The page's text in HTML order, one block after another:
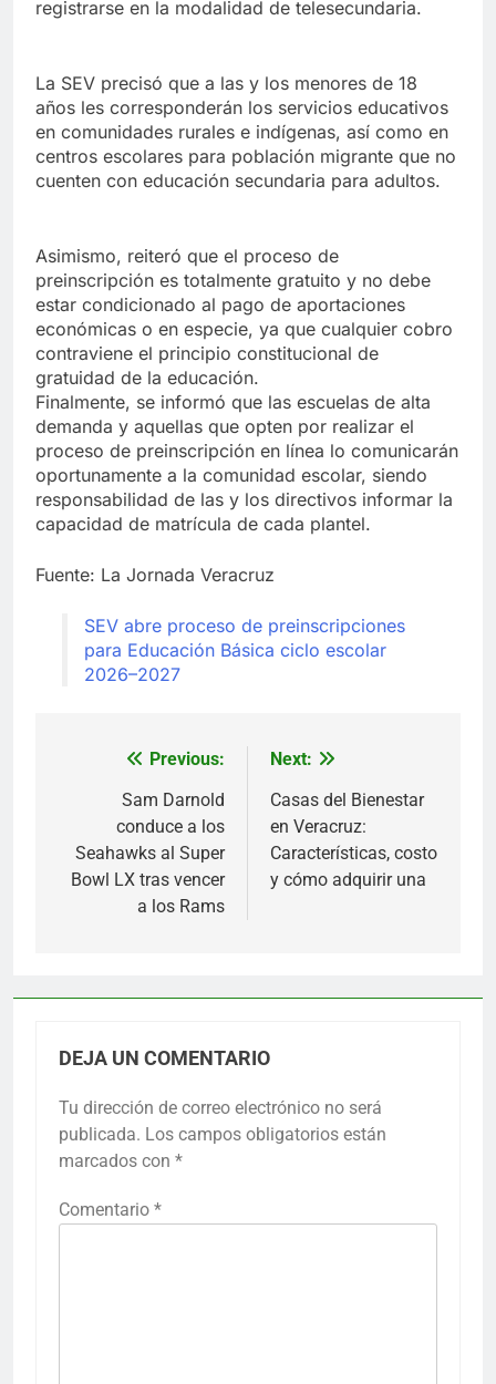
registrarse en la modalidad de telesecundaria.
La SEV precisó que a las y los menores de 18
años les corresponderán los servicios educativos
en comunidades rurales e indígenas, así como en
centros escolares para población migrante que no
cuenten con educación secundaria para adultos.
Asimismo, reiteró que el proceso de
preinscripción es totalmente gratuito y no debe
estar condicionado al pago de aportaciones
económicas o en especie, ya que cualquier cobro
contraviene el principio constitucional de
gratuidad de la educación.
Finalmente, se informó que las escuelas de alta
demanda y aquellas que opten por realizar el
proceso de preinscripción en línea lo comunicarán
oportunamente a la comunidad escolar, siendo
responsabilidad de las y los directivos informar la
capacidad de matrícula de cada plantel.
Fuente: La Jornada Veracruz
SEV abre proceso de preinscripciones
para Educación Básica ciclo escolar
2026–2027
Navegación
entradas
Previous:
Sam Darnold
conduce a los
Seahawks al Super
Bowl LX tras vencer
a los Rams
Next:
Casas del Bienestar
en Veracruz:
Características, costo
y cómo adquirir una
DEJA UN COMENTARIO
Tu dirección de correo electrónico no será
publicada. Los campos obligatorios están
marcados con *
Comentario *